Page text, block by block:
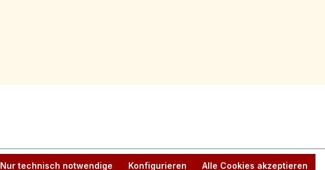
Nur technisch notwendige Konfigurieren Alle Cookies akzeptieren